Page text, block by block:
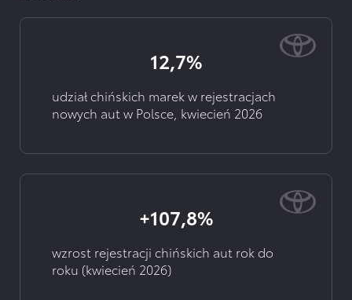
12,7%
udział chińskich marek w rejestracjach
nowych aut w Polsce, kwiecień 2026
+107,8%
wzrost rejestracji chińskich aut rok do
roku (kwiecień 2026)